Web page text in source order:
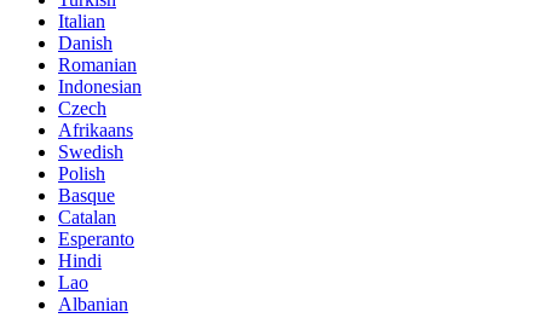
Italian
Danish
Romanian
Indonesian
Czech
Afrikaans
Swedish
Polish
Basque
Catalan
Esperanto
Hindi
Lao
Albanian